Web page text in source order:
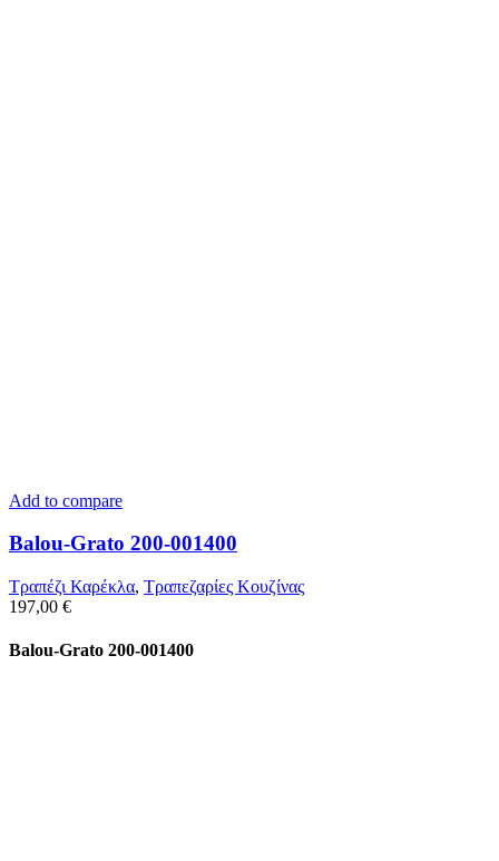
Add to compare
Balou-Grato 200-001400
Τραπέζι Καρέκλα, Τραπεζαρίες Κουζίνας
197,00 €
Balou-Grato 200-001400